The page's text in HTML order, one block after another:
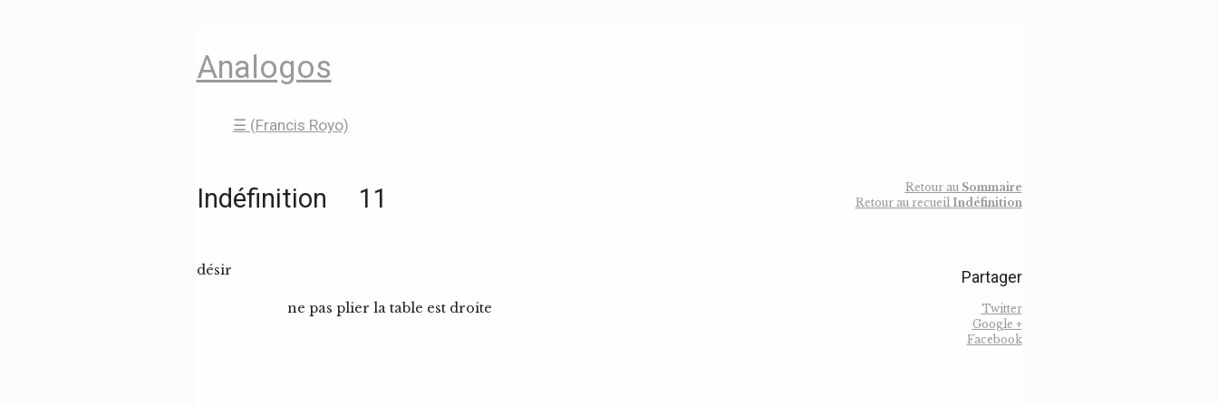
Analogos
☰ (Francis Royo)
Indéfinition 11
désir
ne pas plier la table est droite
Retour au Sommaire
Retour au recueil Indéfinition
Partager
Twitter
Google +
Facebook